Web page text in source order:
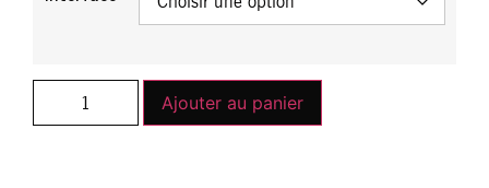
Ajouter au panier